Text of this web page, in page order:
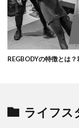
REGBODYの特徴とは
ライフス